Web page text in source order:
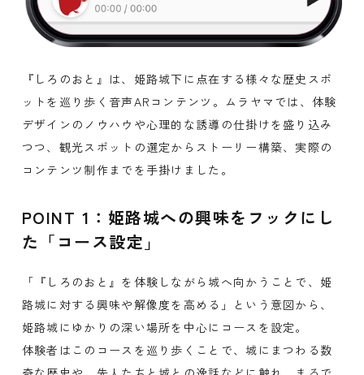
『しろのおと』は、姫路城下に点在する様々な歴史スポ
ットを巡り歩く音声ARコンテンツ。ムラヤマでは、体験
デザインのノウハウや心理的な誘導の仕掛けを盛り込み
つつ、観光スポットの選定からストーリー構築、実際の
コンテンツ制作までを手掛けました。
POINT 1：姫路城への興味をフックにし
た「コース設定」
「『しろのおと』を体験しながら城へ向かうことで、姫
路城に対する興味や解像度を高める」という意図から、
姫路城にゆかりの深い場所を中心にコースを設定。
体験者はこのコースを巡り歩くことで、城にまつわる数